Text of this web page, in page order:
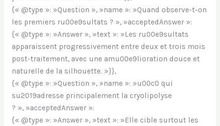
{« @type »: »Question », »name »: »Quand observe-t-on
les premiers ru00e9sultats ? », »acceptedAnswer »:
{« @type »: »Answer », »text »: »Les ru00e9sultats
apparaissent progressivement entre deux et trois mois
post-traitement, avec une amu00e9lioration douce et
naturelle de la silhouette. »}},
{« @type »: »Question », »name »: »u00c0 qui
su2019adresse principalement la cryolipolyse
? », »acceptedAnswer »:
{« @type »: »Answer », »text »: »Elle cible surtout les